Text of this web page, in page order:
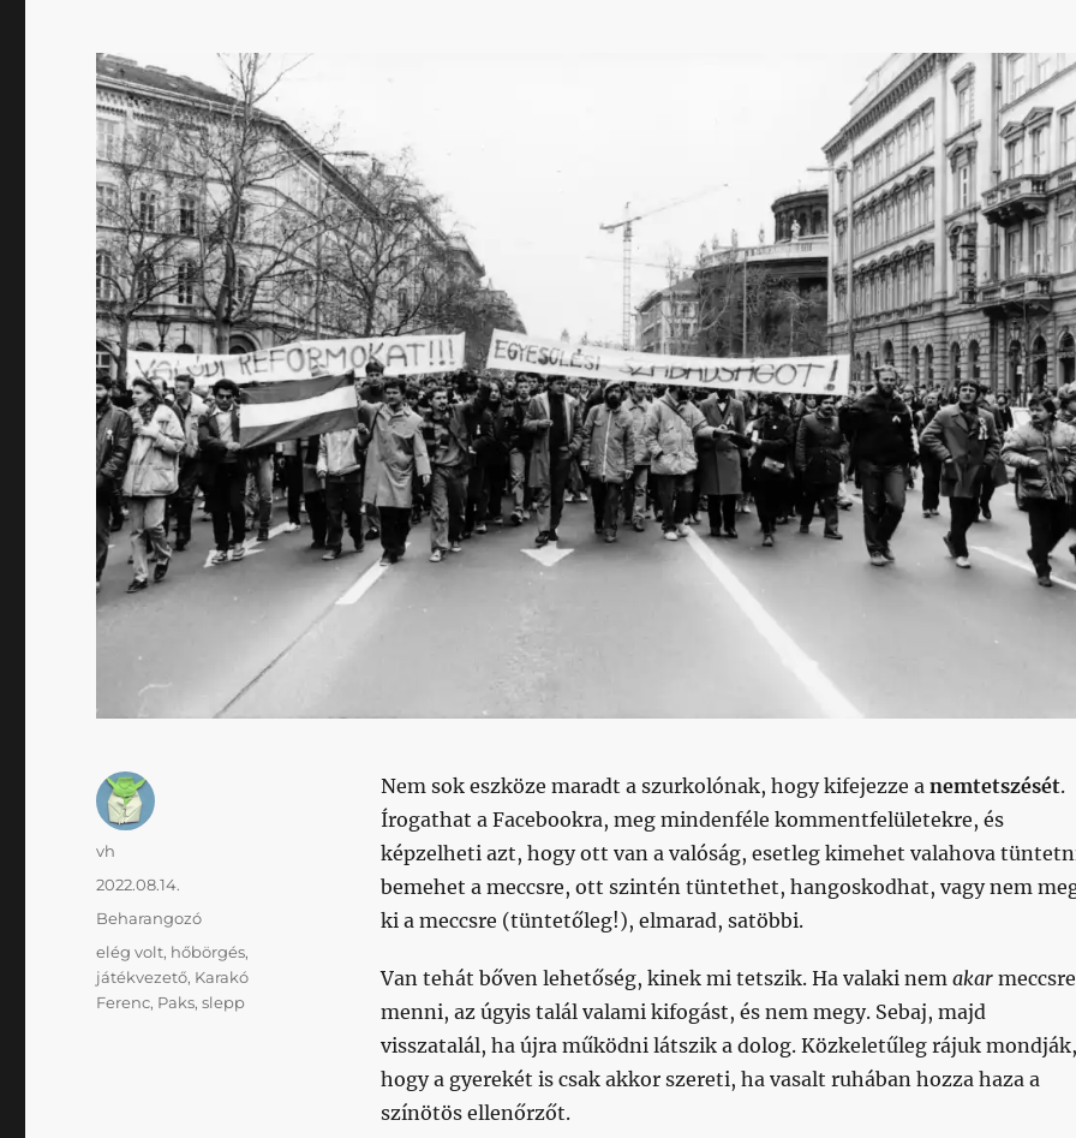
Nem sok eszköze maradt a szurkolónak, hogy kifejezze a nemtetszését.
Írogathat a Facebookra, meg mindenféle kommentfelületekre, és
képzelheti azt, hogy ott van a valóság, esetleg kimehet valahova
bemehet a meccsre, ott szintén tüntethet, hangoskodhat, vagy nem
ki a meccsre (tüntetőleg!), elmarad, satöbbi.
Van tehát bőven lehetőség, kinek mi tetszik. Ha valaki nem akarmeccsre
menni, az úgyis talál valami kifogást, és nem megy. Sebaj, majd
visszatalál, ha újra működni látszik a dolog. Közkeletűleg rájuk mondják,
hogy a gyerekét is csak akkor szereti, ha vasalt ruhában hozza haza a
színötös ellenőrzőt.
Szerző
vh
Közzétéve
2022.08.14.
Kategória
Beharangozó
Címke
elég volt, hőbörgés,
játékvezető, Karakó
Ferenc, Paks,slepp